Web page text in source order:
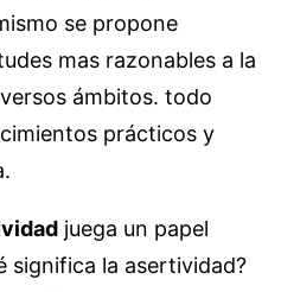
se propone
mas razonables a la
ámbitos. todo
prácticos y
juega un papel
significa la asertividad?